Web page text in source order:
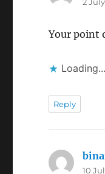
Your point
Loading...
Reply
10